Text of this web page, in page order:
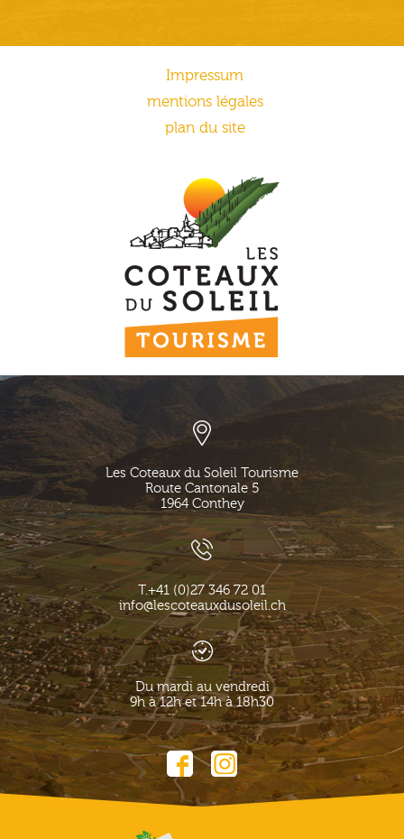
Impressum
mentions légales
plan du site
Les Coteaux du Soleil Tourisme
Route Cantonale 5
1964 Conthey
T.+41 (0)27 346 72 01
info@lescoteauxdusoleil.ch
Du mardi au vendredi
9h à 12h et 14h à 18h30